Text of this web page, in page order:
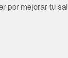
por mejorar tu